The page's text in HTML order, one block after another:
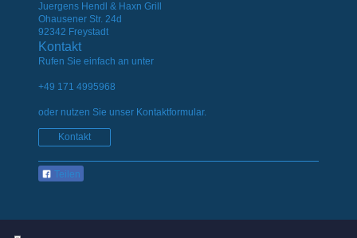
Juergens Hendl & Haxn Grill
Ohausener Str. 24d
92342 Freystadt
Kontakt
Rufen Sie einfach an unter
+49 171 4995968
oder nutzen Sie unser Kontaktformular.
Kontakt
Teilen